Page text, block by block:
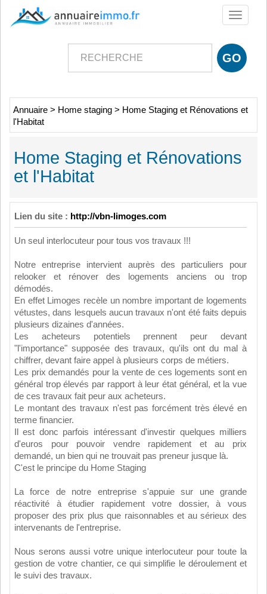
Toggle
Annuaire > Home staging > Home Staging et Rénovations et
l'Habitat
Home Staging et Rénovations
et l'Habitat
Lien du site : http://vbn-limoges.com
Un seul interlocuteur pour tous vos travaux !!!
Notre entreprise intervient auprès des particuliers pour
relooker et rénover des logements anciens ou trop
démodés.
En effet Limoges recèle un nombre important de logements
vétustes, dans lesquels aucun travaux n'ont été faits depuis
plusieurs dizaines d'années.
Les acheteurs potentiels prennent peur devant
"l'importance" supposée des travaux, qu'ils ont du mal à
chiffrer, devant faire appel à plusieurs corps de métiers.
Les prix demandés pour la vente de ces logements sont en
général trop élevés par rapport à leur état général, et la vue
de ces travaux fait peur aux acheteurs.
Le montant des travaux n'est pas forcément très élevé en
terme financier.
Il est donc parfois intéressant d'investir quelques milliers
d'euros pour pouvoir vendre rapidement et au prix
demandé, un bien qui ne trouvait pas preneur jusque là.
C'est le principe du Home Staging
La force de notre entreprise s'appuie sur une grande
réactivité à étudier rapidement votre dossier, à vous
proposer des prix plus que raisonnables et au sérieux des
intervenants de l'entreprise.
Nous serons aussi votre unique interlocuteur pour toute la
gestion de votre chantier, ce qui simplifie le déroulement et
le suivi des travaux.